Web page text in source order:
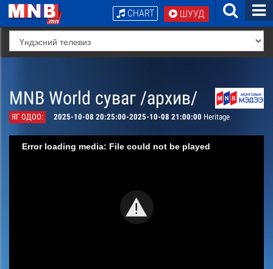
ШУУД
CHART
MNB World суваг /архив/
ЯГ ОДОО: 2025-10-08 20:25:00-2025-10-08 21:00:00 Heritage
Error loading media: File could not be played